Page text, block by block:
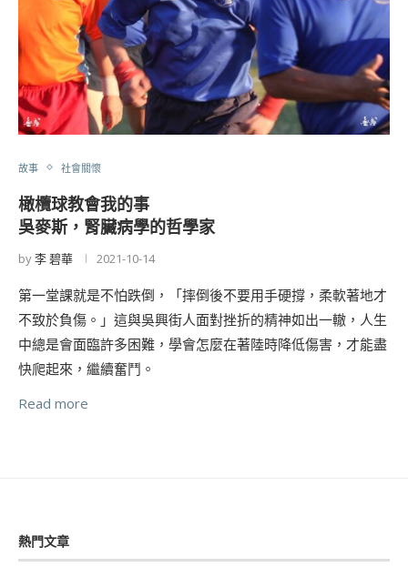
故事 社會關懷
橄欖球教會我的事
吳麥斯，腎臟病學的哲學家
by李 碧華 2021-10-14
第一堂課就是不怕跌倒，「摔倒後不要用手硬撐，柔軟著地才
不致於負傷。」這與吳興街人面對挫折的精神如出一轍，人生
中總是會面臨許多困難，學會怎麼在著陸時降低傷害，才能盡
快爬起來，繼續奮鬥。
Read more
熱門文章